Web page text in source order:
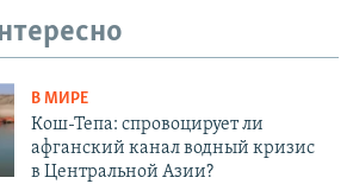
В МИРЕ
Кош-Тепа: спровоцирует ли
афганский канал водный кризис
в Центральной Азии?